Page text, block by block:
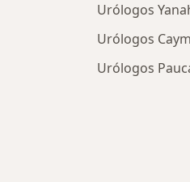
Urólogos
Urólogos
Urólogos